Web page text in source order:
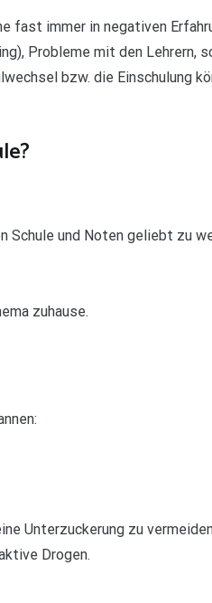
fast immer in negativen
Probleme mit den Lehrern,
bzw. die Einschulung
Schule und Noten geliebt zu
zuhause.
Unterzuckerung zu
Drogen.